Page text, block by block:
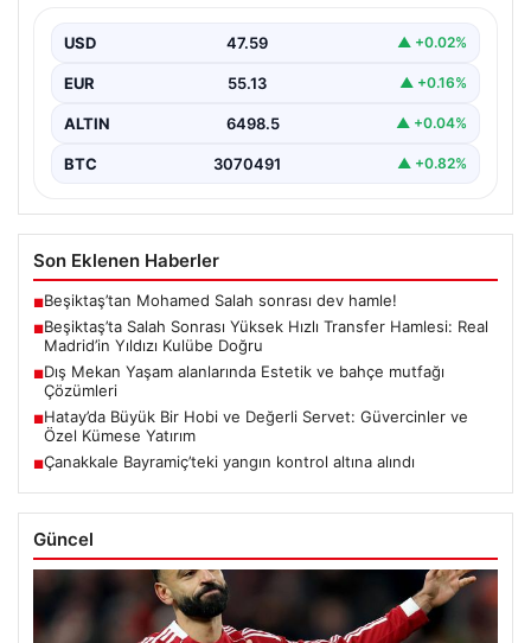
Yeni sezon öncesinde güçlü bir kadro kurma
transferinden olumsuz…
USD 47.59 ▲ +0.02%
EUR 55.13 ▲ +0.16%
ALTIN 6498.5 ▲ +0.04%
BTC 3070491 ▲ +0.82%
Son Eklenen Haberler
■Beşiktaş’tan Mohamed Salah sonrası dev hamle!
■Beşiktaş’ta Salah Sonrası Yüksek Hızlı Transfer Hamlesi: Real
Madrid’in Yıldızı Kulübe Doğru
■Dış Mekan Yaşam alanlarında Estetik ve bahçe mutfağı
Çözümleri
■Hatay’da Büyük Bir Hobi ve Değerli Servet: Güvercinler ve
Özel Kümese Yatırım
■Çanakkale Bayramiç’teki yangın kontrol altına alındı
Güncel